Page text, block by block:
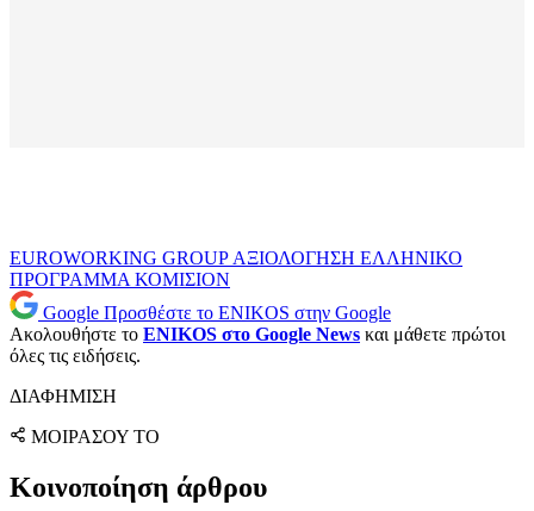
EUROWORKING GROUP ΑΞΙΟΛΟΓΗΣΗ ΕΛΛΗΝΙΚΟ
ΠΡΟΓΡΑΜΜΑ ΚΟΜΙΣΙΟΝ
Google Προσθέστε το ENIKOS στην Google
Ακολουθήστε το ENIKOS στο Google News και μάθετε πρώτοι
όλες τις ειδήσεις.
ΔΙΑΦΗΜΙΣΗ
ΜΟΙΡΑΣΟΥ ΤΟ
Κοινοποίηση άρθρου